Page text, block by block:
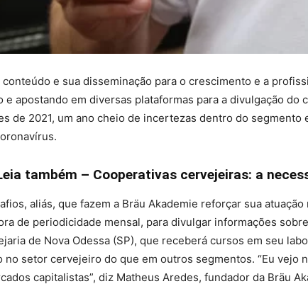
e sua disseminação para o crescimento e a
e apostando em diversas plataformas para a divulgação
de 2021, um ano cheio de incertezas dentro do
também – Cooperativas cervejeiras: a
aliás, que fazem a Bräu Akademie reforçar sua
de periodicidade mensal, para divulgar informações
de Nova Odessa (SP), que receberá cursos em seu
no setor cervejeiro do que em outros segmentos. “Eu
capitalistas”, diz Matheus Aredes, fundador da Bräu